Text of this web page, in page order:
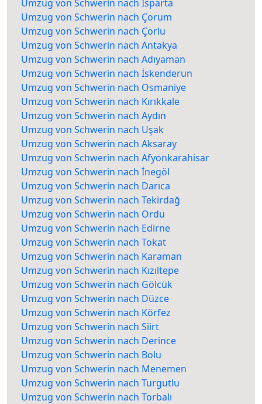
Umzug von Schwerin nach Isparta
Umzug von Schwerin nach Çorum
Umzug von Schwerin nach Çorlu
Umzug von Schwerin nach Antakya
Umzug von Schwerin nach Adıyaman
Umzug von Schwerin nach İskenderun
Umzug von Schwerin nach Osmaniye
Umzug von Schwerin nach Kırıkkale
Umzug von Schwerin nach Aydın
Umzug von Schwerin nach Uşak
Umzug von Schwerin nach Aksaray
Umzug von Schwerin nach Afyonkarahisar
Umzug von Schwerin nach İnegöl
Umzug von Schwerin nach Darıca
Umzug von Schwerin nach Tekirdağ
Umzug von Schwerin nach Ordu
Umzug von Schwerin nach Edirne
Umzug von Schwerin nach Tokat
Umzug von Schwerin nach Karaman
Umzug von Schwerin nach Kızıltepe
Umzug von Schwerin nach Gölcük
Umzug von Schwerin nach Düzce
Umzug von Schwerin nach Körfez
Umzug von Schwerin nach Siirt
Umzug von Schwerin nach Derince
Umzug von Schwerin nach Bolu
Umzug von Schwerin nach Menemen
Umzug von Schwerin nach Turgutlu
Umzug von Schwerin nach Torbalı